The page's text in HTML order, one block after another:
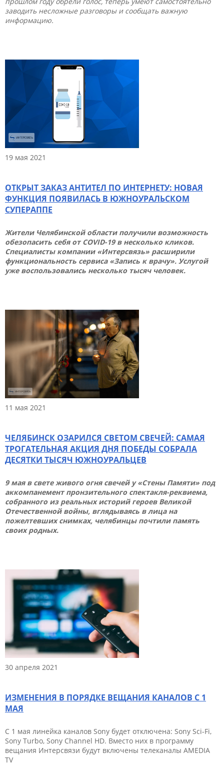
заводить несложные разговоры и сообщать важную
информацию.
19 мая 2021
ОТКРЫТ ЗАКАЗ АНТИТЕЛ ПО ИНТЕРНЕТУ: НОВАЯ
ФУНКЦИЯ ПОЯВИЛАСЬ В ЮЖНОУРАЛЬСКОМ
СУПЕРАППЕ
Жители Челябинской области получили возможность
обезопасить себя от COVID-19 в несколько кликов.
Специалисты компании «Интерсвязь» расширили
функциональность сервиса «Запись к врачу». Услугой
уже воспользовались несколько тысяч человек.
11 мая 2021
ЧЕЛЯБИНСК ОЗАРИЛСЯ СВЕТОМ СВЕЧЕЙ: САМАЯ
ТРОГАТЕЛЬНАЯ АКЦИЯ ДНЯ ПОБЕДЫ СОБРАЛА
ДЕСЯТКИ ТЫСЯЧ ЮЖНОУРАЛЬЦЕВ
9 мая в свете живого огня свечей у «Стены Памяти» под
аккомпанемент пронзительного спектакля-реквиема,
собранного из реальных историй героев Великой
Отечественной войны, вглядываясь в лица на
пожелтевших снимках, челябинцы почтили память
своих родных.
30 апреля 2021
ИЗМЕНЕНИЯ В ПОРЯДКЕ ВЕЩАНИЯ КАНАЛОВ С 1
МАЯ
C 1 мая линейка каналов Sony будет отключена: Sony Sci-Fi,
Sony Turbo, Sony Channel HD. Вместо них в программу
вещания Интерсвязи будут включены телеканалы AMEDIA
TV